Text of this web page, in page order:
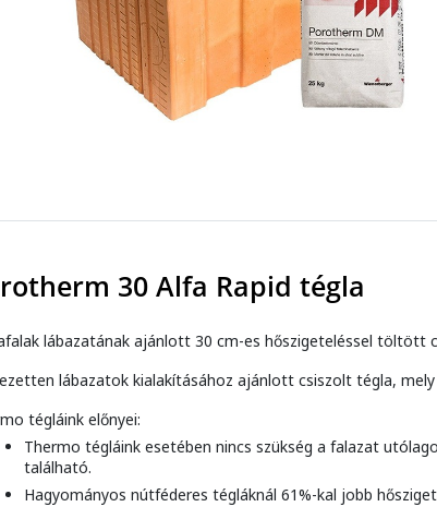
30 Alfa Rapid tégla
lábazatának ajánlott 30 cm-es hőszigeteléssel töltött
lábazatok kialakításához ajánlott csiszolt tégla,
tégláink előnyei:
Thermo tégláink esetében nincs szükség a falazat
található.
Hagyományos nútféderes tégláknál 61%-kal jobb